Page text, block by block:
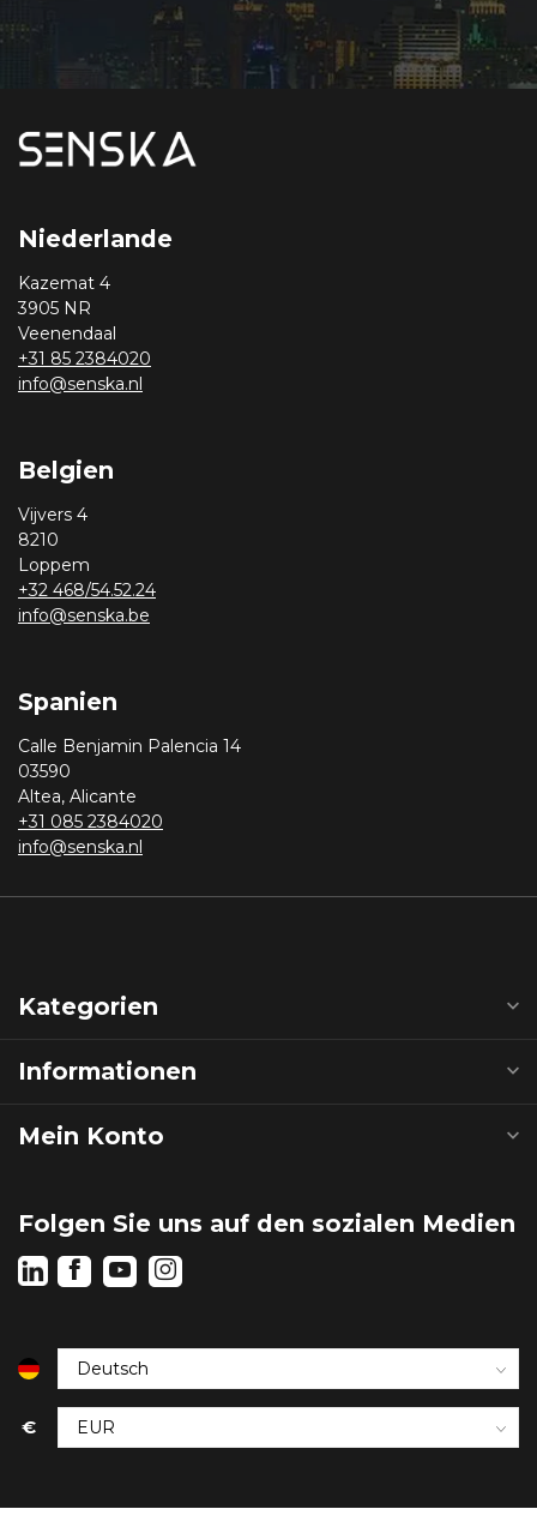
Niederlande
Kazemat 4
3905 NR
Veenendaal
+31 85 2384020
info@senska.nl
Belgien
Vijvers 4
8210
Loppem
+32 468/54.52.24
info@senska.be
Spanien
Calle Benjamin Palencia 14
03590
Altea, Alicante
+31 085 2384020
info@senska.nl
Kategorien
Informationen
Mein Konto
Folgen Sie uns auf den sozialen Medien
€